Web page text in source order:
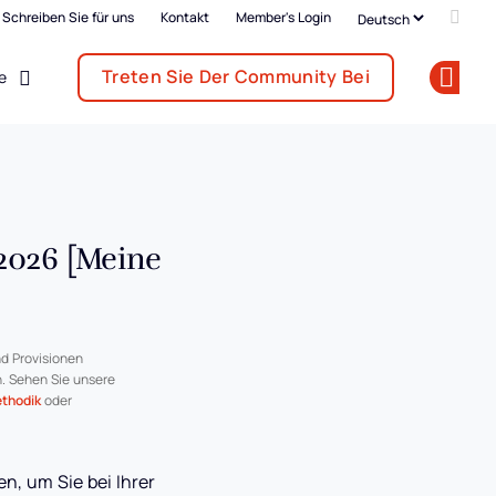
Schreiben Sie für uns Kontakt Member's Login
Add
Treten Sie Der Community Bei
[Meine
Provisionen
Sehen Sie unsere
oder
um Sie bei Ihrer